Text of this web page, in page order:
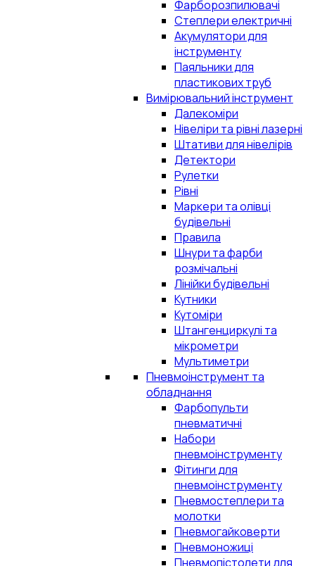
Фарборозпилювачі
Степлери електричні
Акумулятори для
інструменту
Паяльники для
пластикових труб
Вимірювальний інструмент
Далекоміри
Нівеліри та рівні лазерні
Штативи для нівелірів
Детектори
Рулетки
Рівні
Маркери та олівці
будівельні
Правила
Шнури та фарби
розмічальні
Лінійки будівельні
Кутники
Кутоміри
Штангенциркулі та
мікрометри
Мультиметри
Пневмоінструмент та
обладнання
Фарбопульти
пневматичні
Набори
пневмоінструменту
Фітинги для
пневмоінструменту
Пневмостеплери та
молотки
Пневмогайковерти
Пневмоножиці
Пневмопістолети для